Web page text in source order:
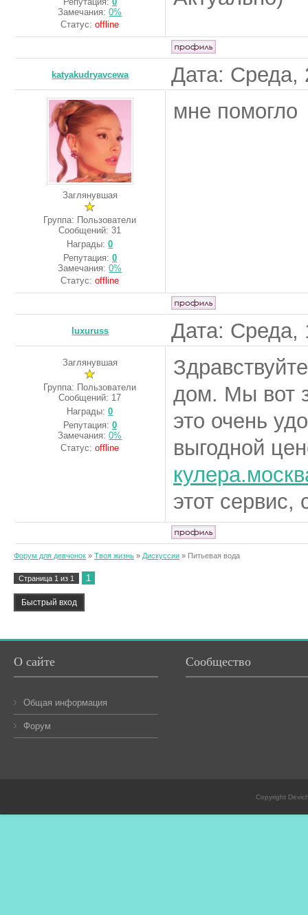
Замечания:0%
Статус:offline
katyakudryavcewa Дата: Среда,
Заглянувшая
Группа: Пользователи
Сообщений:31
Награды:0
Репутация: 0
Замечания:0%
Статус:offline
мне помогло
luxuruss Дата:
Заглянувшая
Группа: Пользователи
Сообщений: 17
Награды:0
Репутация: 0
Замечания:0%
Статус:offline
дом. Мы вот
это очень
выгодной
этот сервис,
Форум для девчонок » Твоя жизнь » Дискуссии » Питьевая вода
Страница 1 из 1 1
О сайте
Общая информация
Форум
Сообщество
Copyright